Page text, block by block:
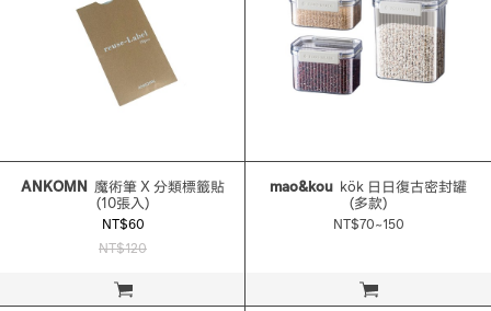
立即購買
ANKOMN
(10張入)
NT$60
NT$120
立即購買
mao&kou
(多款)
NT$70~150